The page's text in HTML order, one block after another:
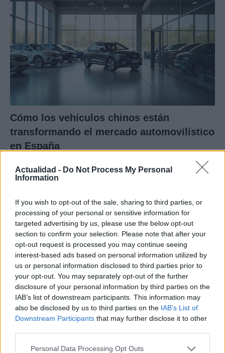
Actualidad - Do Not Process My Personal
Information
If you wish to opt-out of the sale, sharing to third parties, or
processing of your personal or sensitive information for
targeted advertising by us, please use the below opt-out
section to confirm your selection. Please note that after your
opt-out request is processed you may continue seeing
interest-based ads based on personal information utilized by
us or personal information disclosed to third parties prior to
your opt-out. You may separately opt-out of the further
disclosure of your personal information by third parties on the
IAB’s list of downstream participants. This information may
also be disclosed by us to third parties on the IAB’s List of
Downstream Participants that may further disclose it to other
Please note that this website/app uses one or more Google
Personal Data Processing Opt Outs
Cómo los vehículos chinos están
transformando el mercado automovilístico
en España
Los coches chinos están dominando el mercado español…
Los coches más buscados
Con el objetivo de determinar cuáles son…